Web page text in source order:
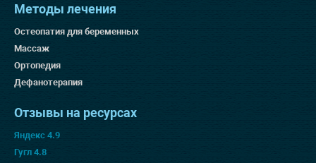
Методы лечения
Остеопатия для беременных
Массаж
Ортопедия
Дефанотерапия
Отзывы на ресурсах
Яндекс 4.9
Гугл 4.8